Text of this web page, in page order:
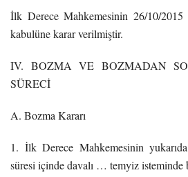
İlk Derece Mahkemesinin 26/10/2015
kabulüne karar verilmiştir.
IV. BOZMA VE BOZMADAN
SÜRECİ
A. Bozma Kararı
1. İlk Derece Mahkemesinin
süresi içinde davalı … temyiz isteminde